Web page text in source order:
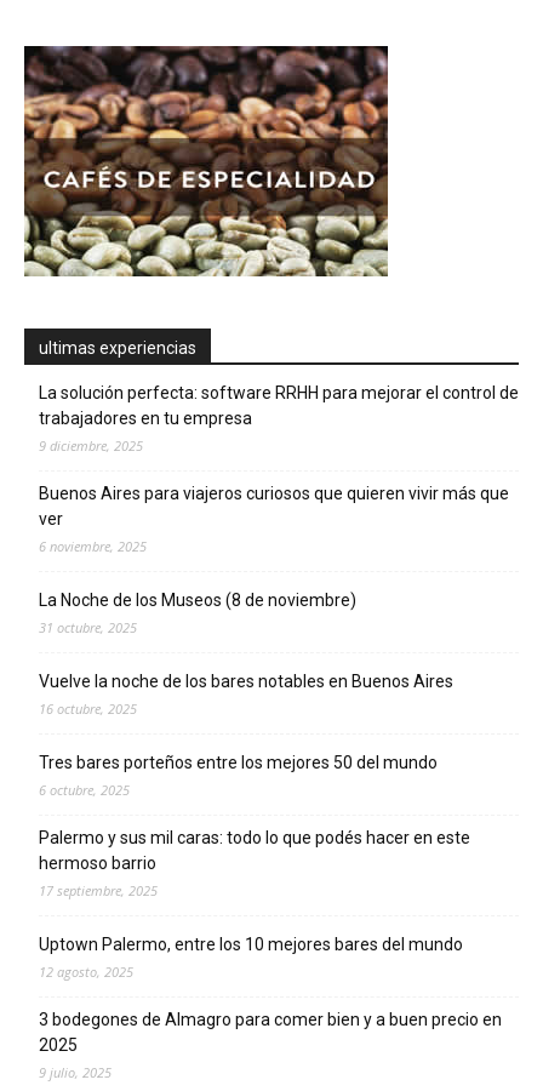
ultimas experiencias
La solución perfecta: software RRHH para mejorar el control de
trabajadores en tu empresa
9 diciembre, 2025
Buenos Aires para viajeros curiosos que quieren vivir más que
ver
6 noviembre, 2025
La Noche de los Museos (8 de noviembre)
31 octubre, 2025
Vuelve la noche de los bares notables en Buenos Aires
16 octubre, 2025
Tres bares porteños entre los mejores 50 del mundo
6 octubre, 2025
Palermo y sus mil caras: todo lo que podés hacer en este
hermoso barrio
17 septiembre, 2025
Uptown Palermo, entre los 10 mejores bares del mundo
12 agosto, 2025
3 bodegones de Almagro para comer bien y a buen precio en
2025
9 julio, 2025